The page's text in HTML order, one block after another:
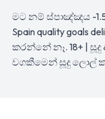
මට නම් ස්පාඤ්ඤය -1.5
Spain quality goals
කරන්නේ නෑ. 18+ |
වගකීමෙන් සූදු ලොල්